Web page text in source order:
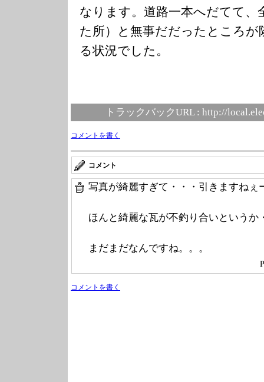
なります。道路一本へだてて、
た所）と無事だだったところ
る状況でした。
トラックバックURL : http://
コメントを書く
コメント
写真が綺麗すぎて・・・引きますねぇ
ほんと綺麗な瓦が不釣り合いというか
まだまだなんですね。。。
コメントを書く